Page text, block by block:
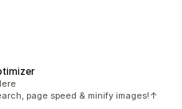
page speed & minify images!↑